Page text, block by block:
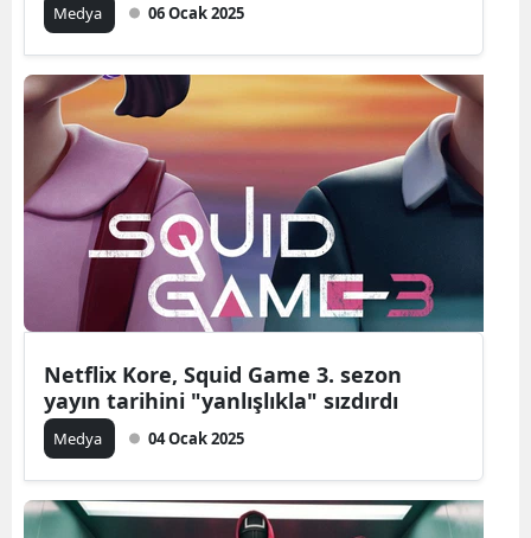
Medya 06 Ocak 2025
Netflix Kore, Squid Game 3. sezon
yayın tarihini "yanlışlıkla" sızdırdı
Medya 04 Ocak 2025